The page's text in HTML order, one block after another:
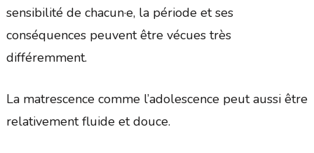
sensibilité de chacun·e, la période et ses
conséquences peuvent être vécues très
différemment.
La matrescence comme l’adolescence peut aussi être
relativement fluide et douce.